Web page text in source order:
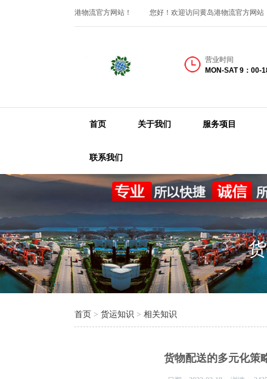
您好！欢迎访问黄岛港物流官方网站！ 您好！欢迎访问黄岛港物流官方网站
营业时间
MON-SAT 9：00-
首页 关于我们 服务项目
联系我们
首页 > 货运知识 > 相关知识
货物配送的多元化策